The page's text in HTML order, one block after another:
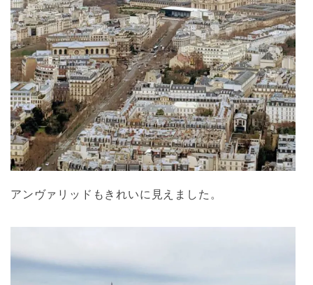
アンヴァリッドもきれいに見えました。